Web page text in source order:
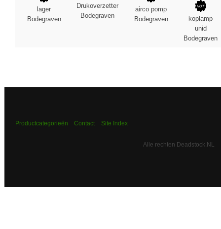
lager
Bodegraven
Drukoverzetter
Bodegraven
airco pomp
Bodegraven
koplamp
unid
Bodegraven
Productcategorieën Contact Site Index
Alle rechten Deadstock.NL